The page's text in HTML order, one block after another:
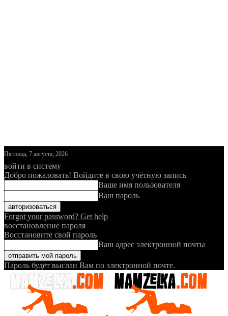
Пятница, 7 августа, 2026
войти в систему
Добро пожаловать! Войдите в свою учётную запись
Ваше имя пользователя
Ваш пароль
Forgot your password? Get help
восстановление пароля
Восстановите свой пароль
Ваш адрес электронной почты
Пароль будет выслан Вам по электронной почте.